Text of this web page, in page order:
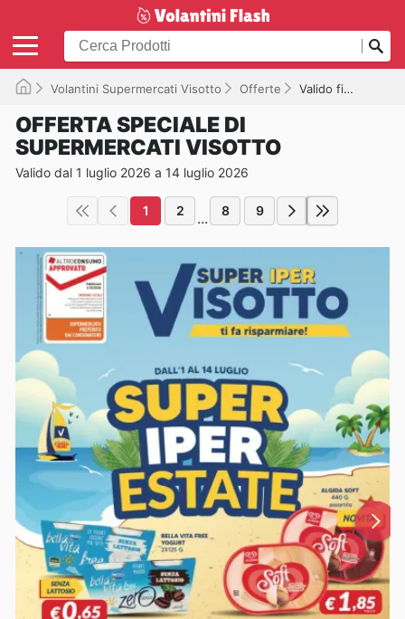
Volantini Supermercati Visotto Offerte Valido fino a 14/07/2026
OFFERTA SPECIALE DI
SUPERMERCATI VISOTTO
Valido dal 1 luglio 2026 a 14 luglio 2026
1 2 ... 8 9